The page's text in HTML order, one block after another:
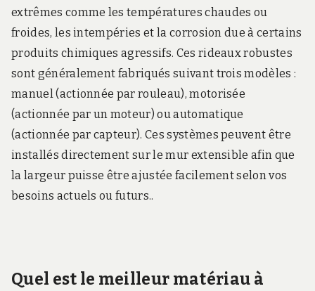
extrêmes comme les températures chaudes ou
froides, les intempéries et la corrosion due à certains
produits chimiques agressifs. Ces rideaux robustes
sont généralement fabriqués suivant trois modèles :
manuel (actionnée par rouleau), motorisée
(actionnée par un moteur) ou automatique
(actionnée par capteur). Ces systèmes peuvent être
installés directement sur le mur extensible afin que
la largeur puisse être ajustée facilement selon vos
besoins actuels ou futurs..
Quel est le meilleur matériau à